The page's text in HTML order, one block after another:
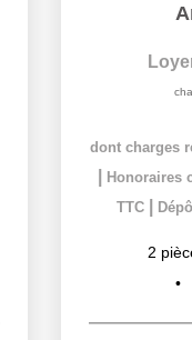
dont charges
Honoraires
TTC
2